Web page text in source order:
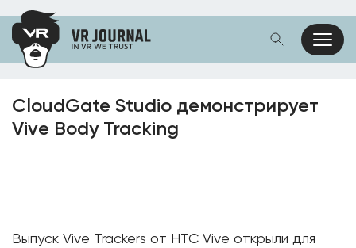
CloudGate Studio демонстрирует
Vive Body Tracking
Выпуск Vive Trackers от HTC Vive открыли для